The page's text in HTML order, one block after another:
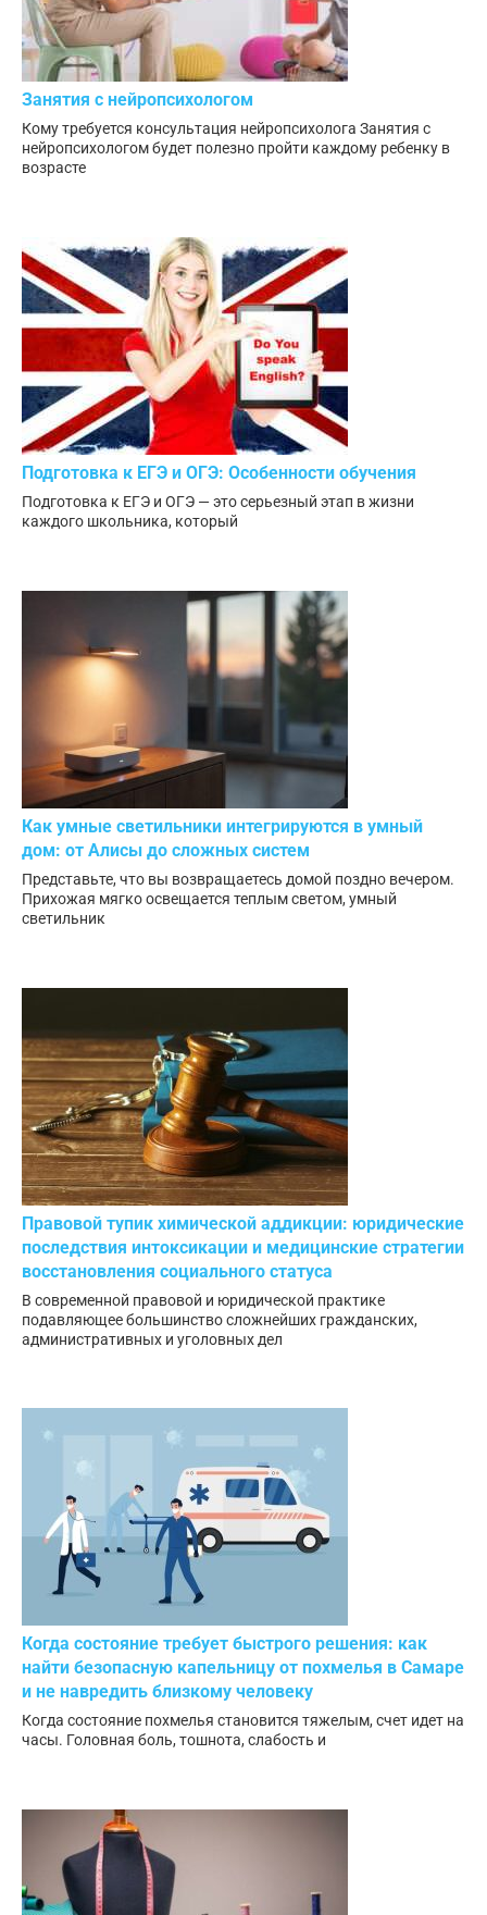
Занятия с нейропсихологом
Кому требуется консультация нейропсихолога Занятия с
нейропсихологом будет полезно пройти каждому ребенку в
возрасте
Подготовка к ЕГЭ и ОГЭ: Особенности обучения
Подготовка к ЕГЭ и ОГЭ — это серьезный этап в жизни
каждого школьника, который
Как умные светильники интегрируются в умный
дом: от Алисы до сложных систем
Представьте, что вы возвращаетесь домой поздно вечером.
Прихожая мягко освещается теплым светом, умный
светильник
Правовой тупик химической аддикции: юридические
последствия интоксикации и медицинские стратегии
восстановления социального статуса
В современной правовой и юридической практике
подавляющее большинство сложнейших гражданских,
административных и уголовных дел
Когда состояние требует быстрого решения: как
найти безопасную капельницу от похмелья в Самаре
и не навредить близкому человеку
Когда состояние похмелья становится тяжелым, счет идет на
часы. Головная боль, тошнота, слабость и